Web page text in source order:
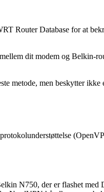
Router Database for at
dit modem og Belkin-
metode, men beskytter ikke
N750, der er flashet med